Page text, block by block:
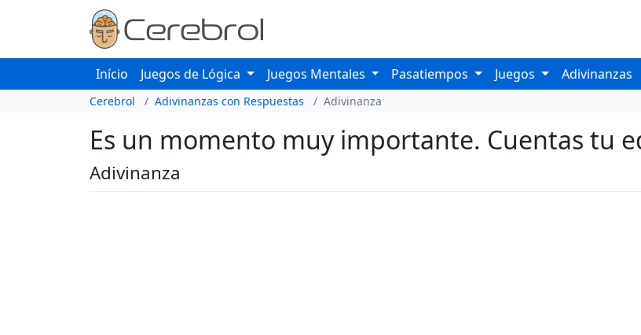
Início Juegos de Lógica Juegos Mentales Pasatiempos Juegos Adivinanzas
Cerebrol Adivinanzas con Respuestas Adivinanza
Es un momento muy importante. Cuentas tu
Adivinanza